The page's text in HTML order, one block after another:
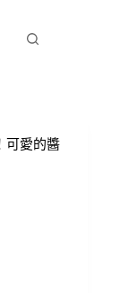
可愛的醬